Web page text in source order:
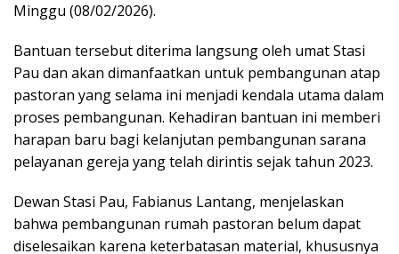
Minggu (08/02/2026).
Bantuan tersebut diterima langsung oleh umat Stasi
Pau dan akan dimanfaatkan untuk pembangunan atap
pastoran yang selama ini menjadi kendala utama dalam
proses pembangunan. Kehadiran bantuan ini memberi
harapan baru bagi kelanjutan pembangunan sarana
pelayanan gereja yang telah dirintis sejak tahun 2023.
Dewan Stasi Pau, Fabianus Lantang, menjelaskan
bahwa pembangunan rumah pastoran belum dapat
diselesaikan karena keterbatasan material, khususnya